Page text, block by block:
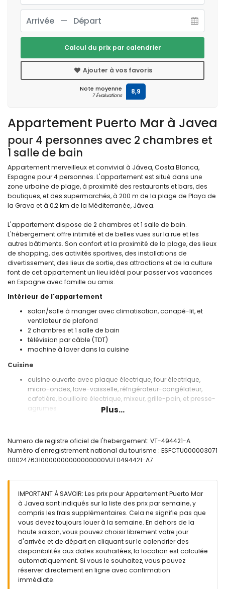
Appartement Puerto Mar à Javea
pour 4 personnes avec 2 chambres et
1 salle de bain
Appartement merveilleux et convivial à Jávea, Costa Blanca,
Espagne pour 4 personnes. L'appartement est situé dans une
zone urbaine de plage, à proximité des restaurants et bars, des
boutiques, et des supermarchés, à 200 m de la plage de Playa de
la Grava et à 0,2 km de la Méditerranée, Jávea.
L'appartement dispose de 2 chambres et 1 salle de bain.
L'hébergement offre intimité et de belles vues sur la rue et les
autres bâtiments. Son confort et la proximité de la plage, des lieux
de shopping, des activités sportives, des installations de
divertissement, des lieux de sortie, des attractions et de la culture
font de cet appartement un lieu idéal pour passer vos vacances
en Espagne avec famille ou amis.
Intérieur de l'appartement
salon/salle à manger avec climatisation, canapé-lit, et
ventilateur de plafond
2 chambres et 1 salle de bain
télévision par câble (TDT)
machine à laver dans la cuisine
Cuisine
cuisine ouverte avec plaque électrique, four électrique,
micro-ondes, lave-vaisselle, réfrigérateur-congélateur,
cafetière, bouilloire électrique, mixeur, grille-pain, et presse-
agrumes
chambre avec lit double
chambre avec 2 lits simples et ventilateur
salle de bain avec lavabo simple, douche, et sèche-
Extérieur de l'appartement
terrain clôturé
Plus d'informations
ville la plus proche: Jávea (à moins de 2 kilomètres de
l'appartement)
rivage ou rive la plus proche: la Méditerranée, Jávea (à
moins de 200 mètres de l'appartement)
plage la plus proche: Playa de la Grava (à moins de 200
mètres de l'appartement)
Plus...
Numero de registre oficiel de l'hebergement: VT-494421-A
Numéro d'enregistrement national du tourisme : ESFCTU000003071
0002476310000000000000000VUT0494421-A7
IMPORTANT À SAVOIR: Les prix pour Appartement Puerto Mar
à Javea sont indiqués sur la liste des prix par semaine, y
compris les frais supplémentaires. Cela ne signifie pas que
vous devez toujours louer à la semaine. En dehors de la
haute saison, vous pouvez choisir librement votre jour
d'arrivée et de départ en cliquant sur le calendrier des
disponibilités aux dates souhaitées, la location est calculée
automatiquement. Si vous le souhaitez, vous pouvez
réserver directement en ligne avec confirmation
immédiate.
Calcul du prix par calendrier
Ajouter à vos favoris
Note moyenne
7 Évaluations 8,9